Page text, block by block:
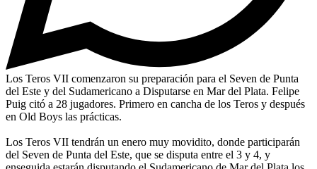
Los Teros VII comenzaron su preparación para el Seven de Punta
del Este y del Sudamericano a Disputarse en Mar del Plata. Felipe
Puig citó a 28 jugadores. Primero en cancha de los Teros y después
en Old Boys las prácticas.
Los Teros VII tendrán un enero muy movidito, donde participarán
del Seven de Punta del Este, que se disputa entre el 3 y 4, y